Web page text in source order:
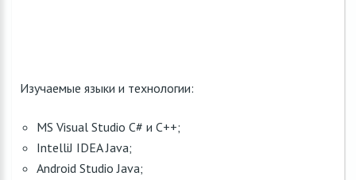
Изучаемые языки и технологии:
MS Visual Studio C# и C++;
IntelliJ IDEA Java;
Android Studio Java;